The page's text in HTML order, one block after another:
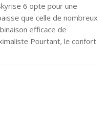
6 opte pour une
que celle de nombreux
efficace de
Pourtant, le confort